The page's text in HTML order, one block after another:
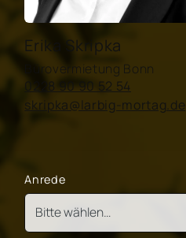
Erika Skripka
Bürovermietung Bonn
0228 90 90 52 54
skripka@larbig-mortag.de
Anrede